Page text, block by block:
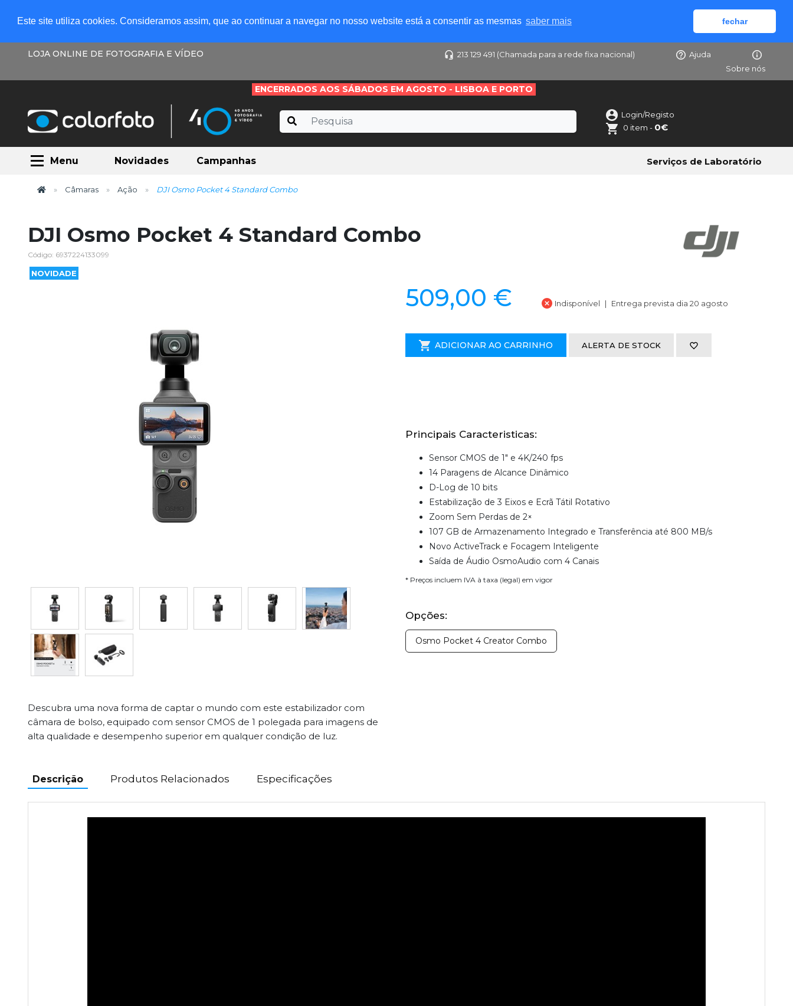
Este site utiliza cookies. Consideramos assim, que ao continuar a navegar no nosso website está a consentir as mesmas saber mais fechar
LOJA ONLINE DE FOTOGRAFIA E VÍDEO 213 129 491 (Chamada para a rede fixa nacional)
Ajuda
Sobre nós
ENCERRADOS AOS SÁBADOS EM AGOSTO - LISBOA E PORTO
Login/Registo
0 item - 0€
Menu Novidades Campanhas Serviços de Laboratório
Câmaras Ação DJI Osmo Pocket 4 Standard Combo
DJI Osmo Pocket 4 Standard Combo
Código: 6937224133099
NOVIDADE
Descubra uma nova forma de captar o mundo com este estabilizador com
câmara de bolso, equipado com sensor CMOS de 1 polegada para imagens de
alta qualidade e desempenho superior em qualquer condição de luz.
509,00 € Indisponível Entrega prevista dia 20 agosto
ADICIONAR AO CARRINHO ALERTA DE STOCK
Principais Caracteristicas:
Sensor CMOS de 1" e 4K/240 fps
14 Paragens de Alcance Dinâmico
D-Log de 10 bits
Estabilização de 3 Eixos e Ecrã Tátil Rotativo
Zoom Sem Perdas de 2×
107 GB de Armazenamento Integrado e Transferência até 800 MB/s
Novo ActiveTrack e Focagem Inteligente
Saída de Áudio OsmoAudio com 4 Canais
* Preços incluem IVA à taxa (legal) em vigor
Opções:
Osmo Pocket 4 Creator Combo
Descrição Produtos Relacionados Especificações